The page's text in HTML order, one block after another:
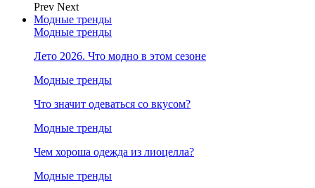
Prev Next
Модные тренды
Модные тренды
Лето 2026. Что модно в этом сезоне
Модные тренды
Что значит одеваться со вкусом?
Модные тренды
Чем хороша одежда из лиоцелла?
Модные тренды